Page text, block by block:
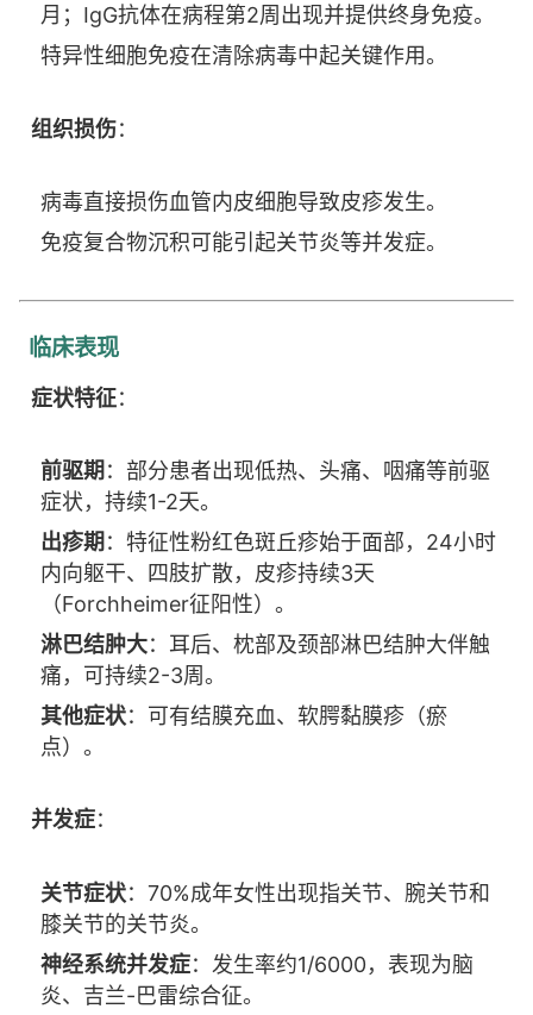
月；IgG抗体在病程第2周出现并提供终身免疫。
特异性细胞免疫在清除病毒中起关键作用。
组织损伤：
病毒直接损伤血管内皮细胞导致皮疹发生。
免疫复合物沉积可能引起关节炎等并发症。
临床表现
症状特征：
前驱期 ：部分患者出现低热、头痛、咽痛等前驱
症状，持续1-2天。
出疹期 ：特征性粉红色斑丘疹始于面部，24小时
内向躯干、四肢扩散，皮疹持续3天
（Forchheimer征阳性）。
淋巴结肿大：耳后、枕部及颈部淋巴结肿大伴触
痛，可持续2-3周。
其他症状：可有结膜充血、软腭黏膜疹（瘀
点）。
并发症：
关节症状：70%成年女性出现指关节、腕关节和
膝关节的关节炎。
神经系统并发症：发生率约1/6000，表现为脑
炎、吉兰-巴雷综合征。